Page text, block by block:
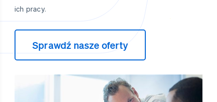
ich pracy.
Sprawdź nasze oferty